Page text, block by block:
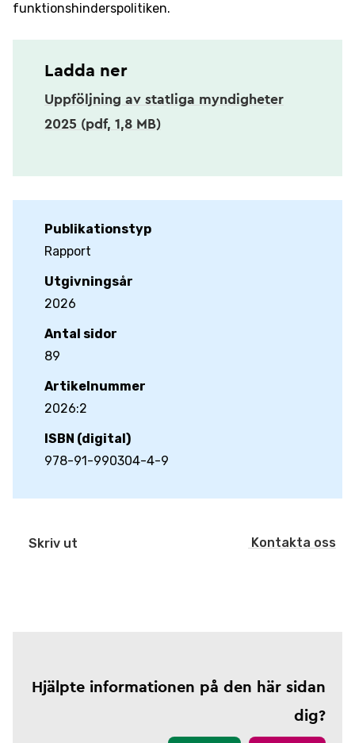
funktionshinderspolitiken.
Ladda ner
Uppföljning av statliga myndigheter
2025 (pdf, 1,8 MB)
Publikationstyp
Rapport
Utgivningsår
2026
Antal sidor
89
Artikelnummer
2026:2
ISBN (digital)
978-91-990304-4-9
Skriv ut Kontakta oss
Hjälpte informationen på den här sidan
dig?